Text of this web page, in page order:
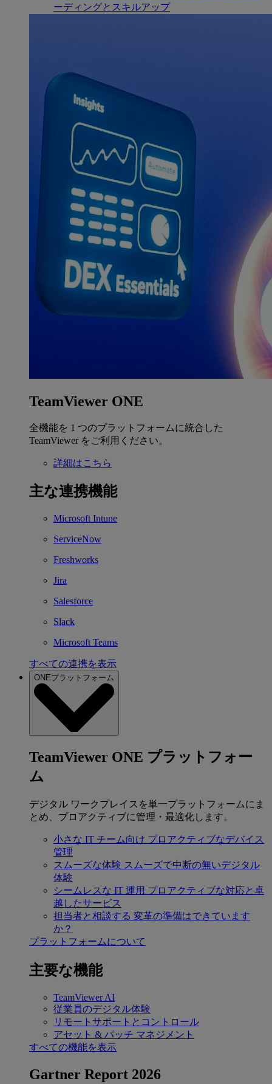
ーディングとスキルアップ
TeamViewer ONE
全機能を 1 つのプラットフォームに統合した
TeamViewer をご利用ください。
詳細はこちら
主な連携機能
Microsoft Intune
ServiceNow
Freshworks
Jira
Salesforce
Slack
Microsoft Teams
すべての連携を表示
ONEプラットフォーム
TeamViewer ONE プラットフォー
ム
デジタル ワークプレイスを単一プラットフォームにま
とめ、プロアクティブに管理・最適化します。
小さな IT チーム向け プロアクティブなデバイス
管理
スムーズな体験 スムーズで中断の無いデジタル
体験
シームレスな IT 運用 プロアクティブな対応と卓
越したサービス
担当者と相談する 変革の準備はできています
か？
プラットフォームについて
主要な機能
TeamViewer AI
従業員のデジタル体験
リモートサポートとコントロール
アセット & パッチ マネジメント
すべての機能を表示
Gartner Report 2026